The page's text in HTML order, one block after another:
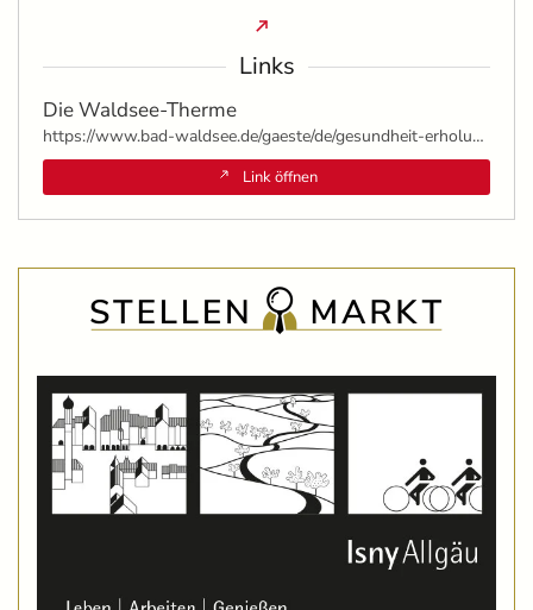
Links
Die Waldsee-Therme
https://www.bad-waldsee.de/gaeste/de/gesundheit-erholung/waldsee-therme
Link öffnen